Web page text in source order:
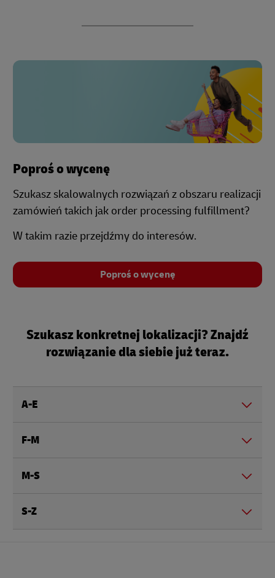
Poproś o wycenę
Szukasz skalowalnych rozwiązań z obszaru realizacji
zamówień takich jak order processing fulfillment?
W takim razie przejdźmy do interesów.
Poproś o wycenę
Szukasz konkretnej lokalizacji? Znajdź
rozwiązanie dla siebie już teraz.
A-E
F-M
M-S
S-Z